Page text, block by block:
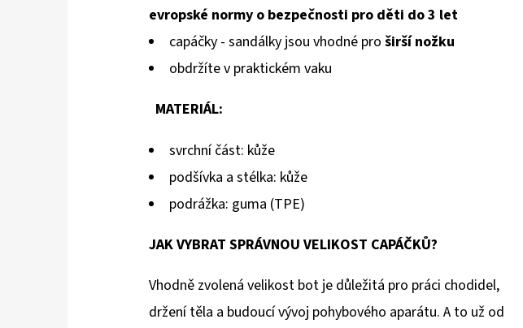
evropské normy o bezpečnosti pro děti do 3 let
capáčky - sandálky jsou vhodné pro širší nožku
obdržíte v praktickém vaku
MATERIÁL:
svrchní část: kůže
podšívka a stélka: kůže
podrážka: guma (TPE)
JAK VYBRAT SPRÁVNOU VELIKOST CAPÁČKŮ?
Vhodně zvolená velikost bot je důležitá pro práci chodidel,
držení těla a budoucí vývoj pohybového aparátu. A to už od